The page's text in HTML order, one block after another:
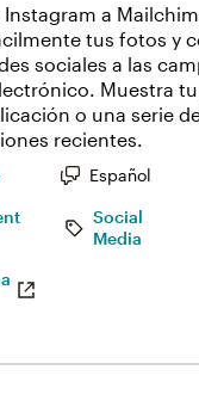
a
tus fotos y
sociales a las
Muestra
o una serie
recientes.
Español
Social
Media